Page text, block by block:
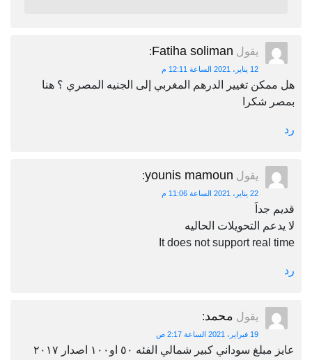
يقول Fatiha soliman
:
12 يناير، 2021 الساعة 12:11 م
هل ممكن تغيير الدرهم المغربي إلى الجنيه المصري ؟ هنا
بمصر شكرا
رد
يقول younis mamoun
:
22 يناير، 2021 الساعة 11:06 م
قديم جداَ
لا يدعم التحويلات الحاليه
It does not support real time
رد
يقول محمد:
19 فبراير، 2021 الساعة 2:17 ص
عايز مبلغ سوداني كبير شمالي الفئه ٥٠ او١٠٠ اصدار ٢٠١٧